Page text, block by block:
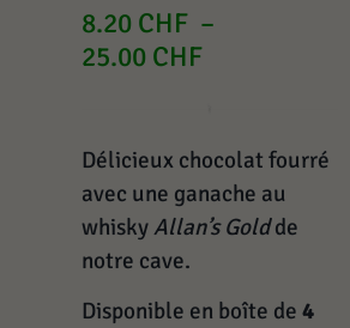
8.20 CHF –
25.00 CHF
Délicieux chocolat fourré
avec une ganache au
whiskyAllan’s Goldde
notre cave.
Disponible en boîte de 4